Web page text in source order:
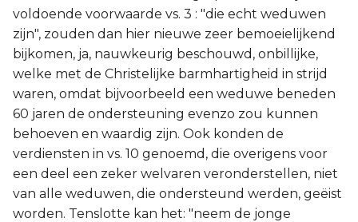
voldoende voorwaarde vs. 3 : "die echt weduwen
zijn", zouden dan hier nieuwe zeer bemoeielijkend
bijkomen, ja, nauwkeurig beschouwd, onbillijke,
welke met de Christelijke barmhartigheid in strijd
waren, omdat bijvoorbeeld een weduwe beneden
60 jaren de ondersteuning evenzo zou kunnen
behoeven en waardig zijn. Ook konden de
verdiensten in vs. 10 genoemd, die overigens voor
een deel een zeker welvaren veronderstellen, niet
van alle weduwen, die ondersteund werden, geëist
worden. Tenslotte kan het: "neem de jonge